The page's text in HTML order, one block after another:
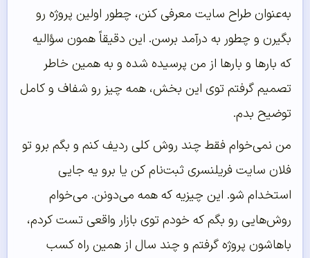
به‌عنوان طراح سایت معرفی کنن، چطور اولین پروژه رو
بگیرن و چطور به درآمد برسن. این دقیقاً همون سؤالیه
که بارها و بارها از من پرسیده شده و به همین خاطر
تصمیم گرفتم توی این بخش، همه چیز رو شفاف و کامل
توضیح بدم.
من نمی‌خوام فقط چند روش کلی ردیف کنم و بگم برو تو
فلان سایت فریلنسری ثبت‌نام کن یا برو یه جایی
استخدام شو. این چیزیه که همه می‌دونن. می‌خوام
روش‌هایی رو بگم که خودم توی بازار واقعی تست کردم،
باهاشون پروژه گرفتم و چند سال از همین راه کسب